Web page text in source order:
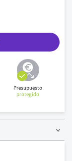
Presupuesto
protegido